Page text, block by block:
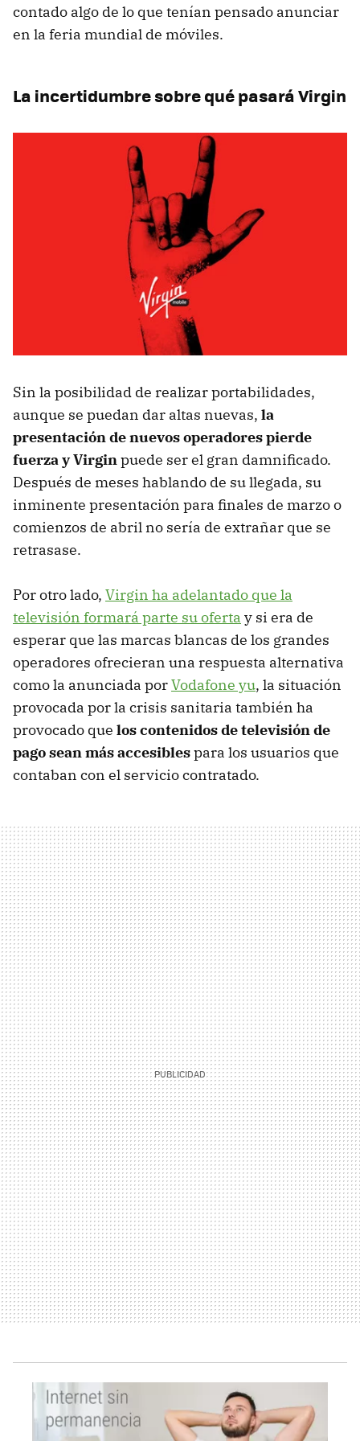
contado algo de lo que tenían pensado anunciar
en la feria mundial de móviles.
La incertidumbre sobre qué pasará Virgin
Sin la posibilidad de realizar portabilidades,
aunque se puedan dar altas nuevas, la
presentación de nuevos operadores pierde
fuerza y Virginpuede ser el gran damnificado.
Después de meses hablando de su llegada, su
inminente presentación para finales de marzo o
comienzos de abril no sería de extrañar que se
retrasase.
Por otro lado, Virgin ha adelantado que la
televisión formará parte su oferta y si era de
esperar que las marcas blancas de los grandes
operadores ofrecieran una respuesta alternativa
como la anunciada porVodafone yu, la situación
provocada por la crisis sanitaria también ha
provocado que los contenidos de televisión de
pago sean más accesiblespara los usuarios que
contaban con el servicio contratado.